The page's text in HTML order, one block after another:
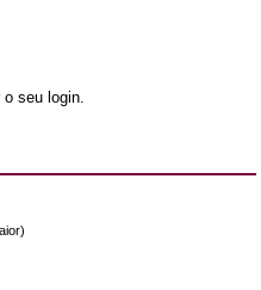
seu login.